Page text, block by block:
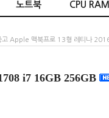
노트북 CPU RAM
고 Apple 맥북프로 13형 레티나
i7 16GB 256GB